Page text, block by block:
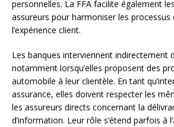
personnelles. La FFA facilite également
assureurs pour harmoniser les
l’expérience client.
Les banques interviennent indirectement
notamment lorsqu’elles proposent des
automobile à leur clientèle. En tant
assurance, elles doivent respecter les
les assureurs directs concernant la
d’information. Leur rôle s’étend parfois à